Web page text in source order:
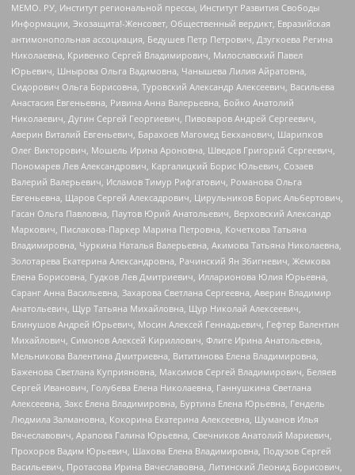
МЕМО. РУ, Институт региональной прессы, Институт Развития Свободы
Информации, Экозащита!-Женсовет, Общественный вердикт, Евразийская
антимонопольная ассоциация, Бедушев Петр Петрович, Дзугкоева Регина
Николаевна, Кривенко Сергей Владимирович, Милославский Павел
Юрьевич, Шнырова Ольга Вадимовна, Чанышева Лилия Айратовна,
Сидорович Ольга Борисовна, Туровский Александр Алексеевич, Васильева
Анастасия Евгеньевна, Ривина Анна Валерьевна, Бойко Анатолий
Николаевич, Дугин Сергей Георгиевич, Пивоваров Андрей Сергеевич,
Аверин Виталий Евгеньевич, Барахоев Магомед Бекханович, Шарипков
Олег Викторович, Мошель Ирина Ароновна, Шведов Григорий Сергеевич,
Пономарев Лев Александрович, Каргалицкий Борис Юльевич, Созаев
Валерий Валерьевич, Исламов Тимур Рифгатович, Романова Ольга
Евгеньевна, Щаров Сергей Алексадрович, Цирульников Борис Альбертович,
Гасан Ольга Павловна, Паутов Юрий Анатольевич, Верховский Александр
Маркович, Пислакова-Паркер Марина Петровна, Кочеткова Татьяна
Владимировна, Чуркина Наталья Валерьевна, Акимова Татьяна Николаевна,
Золотарева Екатерина Александровна, Рачинский Ян Збигневич, Жемкова
Елена Борисовна, Гудков Лев Дмитриевич, Илларионова Юлия Юрьевна,
Саранг Анна Васильевна, Захарова Светлана Сергеевна, Аверин Владимир
Анатольевич, Щур Татьяна Михайловна, Щур Николай Алексеевич,
Блинушов Андрей Юрьевич, Мосин Алексей Геннадьевич, Гефтер Валентин
Михайлович, Симонов Алексей Кириллович, Флиге Ирина Анатольевна,
Мельникова Валентина Дмитриевна, Вититинова Елена Владимировна,
Баженова Светлана Куприяновна, Максимов Сергей Владимирович, Беляев
Сергей Иванович, Голубева Елена Николаевна, Ганнушкина Светлана
Алексеевна, Закс Елена Владимировна, Буртина Елена Юрьевна, Гендель
Людмила Залмановна, Кокорина Екатерина Алексеевна, Шуманов Илья
Вячеславович, Арапова Галина Юрьевна, Свечников Анатолий Мариевич,
Прохоров Вадим Юрьевич, Шахова Елена Владимировна, Подузов Сергей
Васильевич, Протасова Ирина Вячеславовна, Литинский Леонид Борисович,